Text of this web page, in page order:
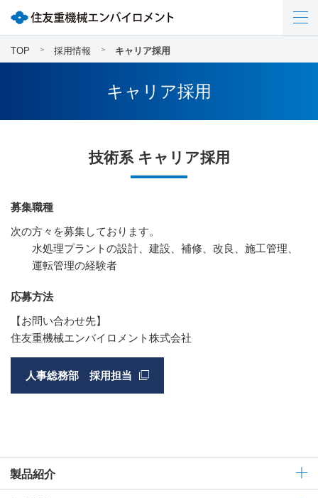
TOP 採用情報 キャリア採用
キャリア採用
技術系 キャリア採用
募集職種
次の方々を募集しております。
水処理プラントの設計、建設、補修、改良、施工管理、
運転管理の経験者
応募方法
【お問い合わせ先】
住友重機械エンバイロメント株式会社
人事総務部 採用担当
製品紹介